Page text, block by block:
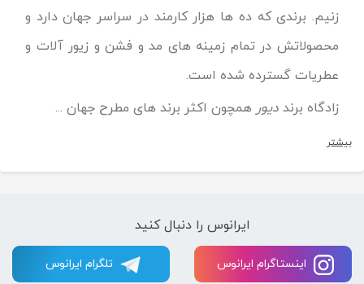
زنیم. برندی که ده ها هزار کارمند در سراسر جهان دارد و
محصولاتش در تمام زمینه های مد و فشن و زیور آلات و
عطریات گسترده شده است.
زادگاه برند دیور همچون اکثر برند های مطرح جهان ...
بیشتر
ایرانوس را دنبال کنید
تلگرام ایرانوس اینستاگرام ایرانوس